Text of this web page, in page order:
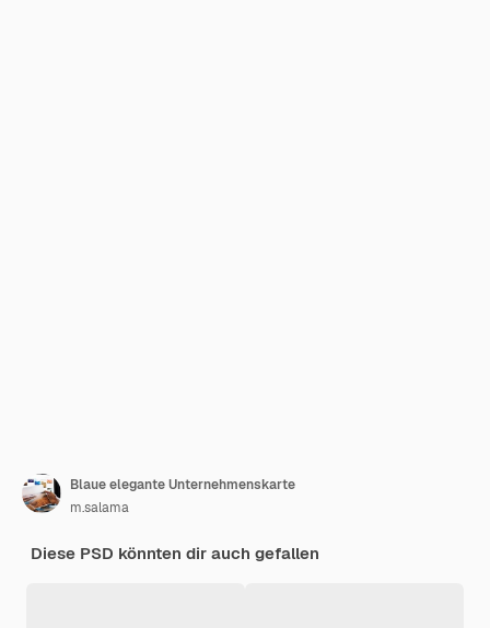
Blaue elegante Unternehmenskarte
m.salama
Diese PSD könnten dir auch gefallen